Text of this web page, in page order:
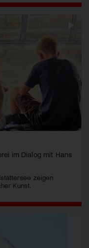
im Dialog mit Hans
zeigen
Kunst.